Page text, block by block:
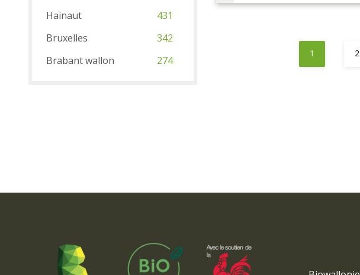
1 2
Hainaut
431
Bruxelles
342
Brabant wallon
274